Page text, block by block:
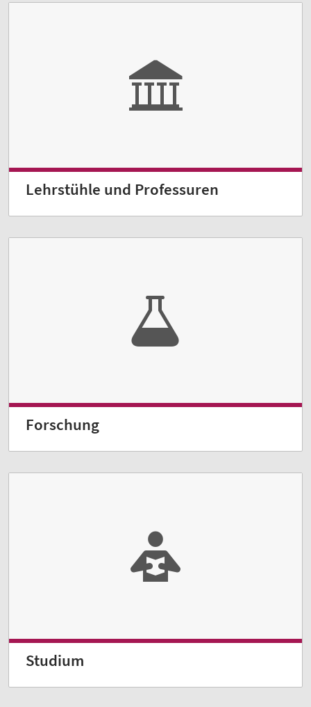
Lehrstühle und Professuren
Forschung
Studium